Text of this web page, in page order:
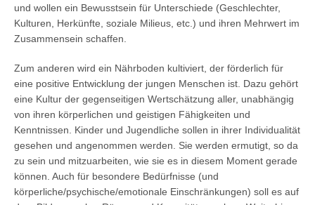
und wollen ein Bewusstsein für Unterschiede (Geschlechter,
Kulturen, Herkünfte, soziale Milieus, etc.) und ihren Mehrwert im
Zusammensein schaffen.
Zum anderen wird ein Nährboden kultiviert, der förderlich für
eine positive Entwicklung der jungen Menschen ist. Dazu gehört
eine Kultur der gegenseitigen Wertschätzung aller, unabhängig
von ihren körperlichen und geistigen Fähigkeiten und
Kenntnissen. Kinder und Jugendliche sollen in ihrer Individualität
gesehen und angenommen werden. Sie werden ermutigt, so da
zu sein und mitzuarbeiten, wie sie es in diesem Moment gerade
können. Auch für besondere Bedürfnisse (und
körperliche/psychische/emotionale Einschränkungen) soll es auf